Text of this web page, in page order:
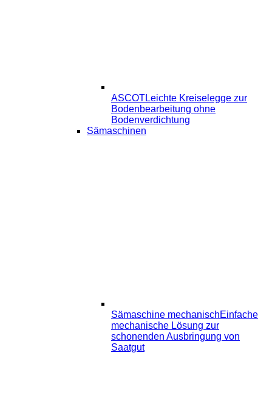
ASCOTLeichte Kreiselegge zur
Bodenbearbeitung ohne
Bodenverdichtung
Sämaschinen
Sämaschine mechanischEinfache
mechanische Lösung zur
schonenden Ausbringung von
Saatgut